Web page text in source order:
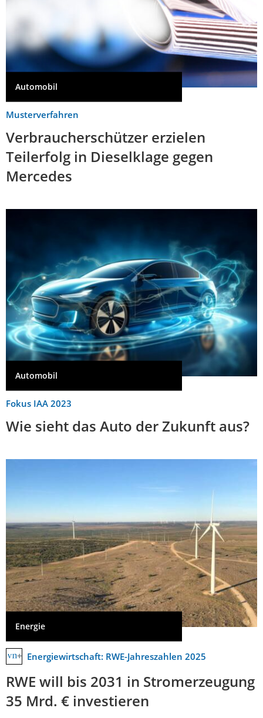
Automobil
Musterverfahren
Verbraucherschützer erzielen
Teilerfolg in Dieselklage gegen
Mercedes
Automobil
Fokus IAA 2023
Wie sieht das Auto der Zukunft aus?
Energie
Energiewirtschaft: RWE-Jahreszahlen 2025
RWE will bis 2031 in Stromerzeugung
35 Mrd. € investieren